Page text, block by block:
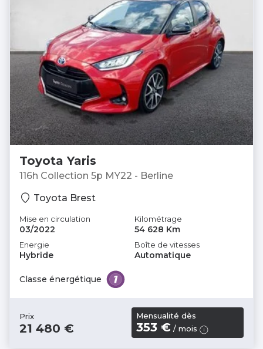
Toyota Yaris
116h Collection 5p MY22 - Berline
Toyota Brest
Mise en circulation
03/2022
Kilométrage
54 628 Km
Energie
Hybride
Boîte de vitesses
Automatique
Classe énergétique
Prix
21 480 €
Mensualité dès
353 € / mois